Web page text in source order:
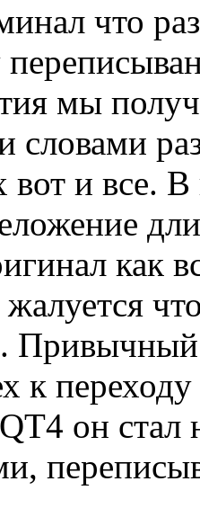
что
мы
и все. В
как
жалуется
к
он